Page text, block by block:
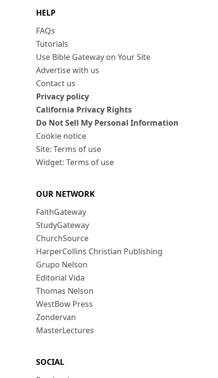
HELP
FAQs
Tutorials
Use Bible Gateway on Your Site
Advertise with us
Contact us
Privacy policy
California Privacy Rights
Do Not Sell My Personal Information
Cookie notice
Site: Terms of use
Widget: Terms of use
OUR NETWORK
FaithGateway
StudyGateway
ChurchSource
HarperCollins Christian Publishing
Grupo Nelson
Editorial Vida
Thomas Nelson
WestBow Press
Zondervan
MasterLectures
SOCIAL